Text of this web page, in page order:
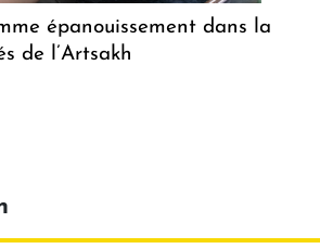
épanouissement dans la
de l’Artsakh